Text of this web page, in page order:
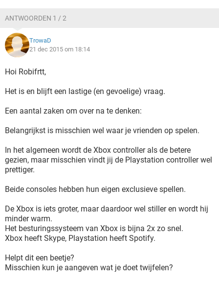
ANTWOORDEN 1 / 2
TrowaD
21 dec 2015 om 18:14
Hoi Robifrtt,
Het is en blijft een lastige (en gevoelige) vraag.
Een aantal zaken om over na te denken:
Belangrijkst is misschien wel waar je vrienden op spelen.
In het algemeen wordt de Xbox controller als de betere
gezien, maar misschien vindt jij de Playstation controller wel
prettiger.
Beide consoles hebben hun eigen exclusieve spellen.
De Xbox is iets groter, maar daardoor wel stiller en wordt hij
minder warm.
Het besturingssysteem van Xbox is bijna 2x zo snel.
Xbox heeft Skype, Playstation heeft Spotify.
Helpt dit een beetje?
Misschien kun je aangeven wat je doet twijfelen?